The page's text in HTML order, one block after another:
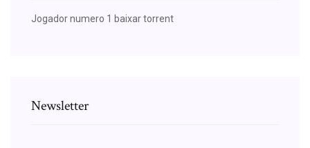
Jogador numero 1 baixar torrent
Newsletter